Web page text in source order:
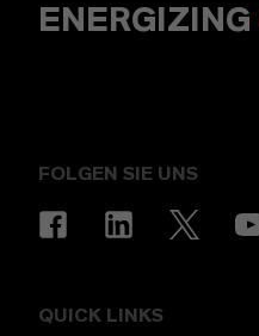
ENERGIZING
FOLGEN SIE UNS
QUICK LINKS